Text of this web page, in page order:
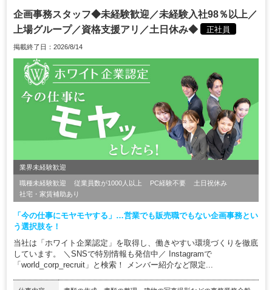
企画事務スタッフ◆未経験歓迎／未経験入社98％以上／
上場グループ／資格支援アリ／土日休み◆
正社員
掲載終了日：2026/8/14
業界未経験歓迎
職種未経験歓迎 従業員数が1000人以上 PC経験不要
土日祝休み
社宅・家賃補助あり
「今の仕事にモヤモヤする」…営業でも販売職でもない企画事務とい
う選択肢を！
当社は「ホワイト企業認定」を取得し、働きやすい環境づくりを徹底
しています。 ＼SNSで特別情報も発信中／ Instagramで
「world_corp_recruit」と検索！ メンバー紹介など限定...